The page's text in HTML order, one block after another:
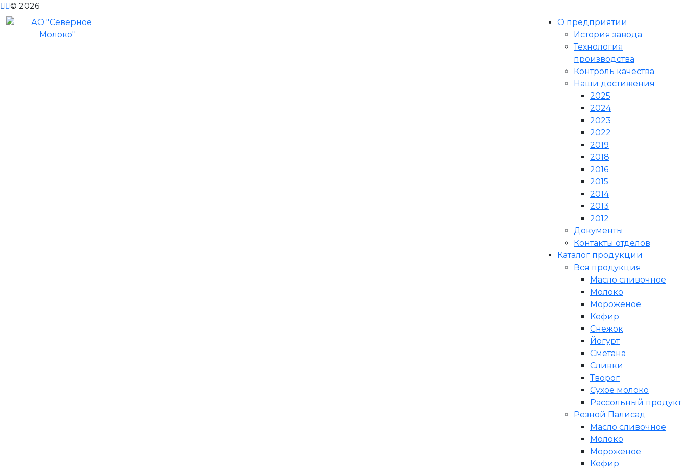
© 2026
О предприятии
История завода
Технология
производства
Контроль качества
Наши достижения
2025
2024
2023
2022
2019
2018
2016
2015
2014
2013
2012
Документы
Контакты отделов
Каталог продукции
Вся продукция
Масло сливочное
Молоко
Мороженое
Кефир
Снежок
Йогурт
Сметана
Сливки
Творог
Сухое молоко
Рассольный продукт
Резной Палисад
Масло сливочное
Молоко
Мороженое
Кефир